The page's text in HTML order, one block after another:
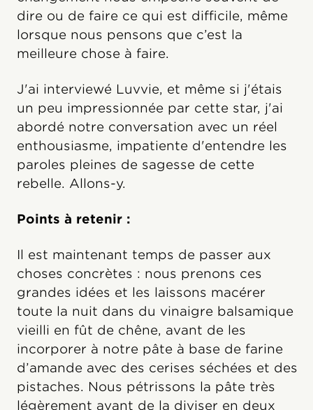
dire ou de faire ce qui est difficile, même
lorsque nous pensons que c’est la
meilleure chose à faire.
J'ai interviewé Luvvie, et même si j'étais
un peu impressionnée par cette star, j'ai
abordé notre conversation avec un réel
enthousiasme, impatiente d'entendre les
paroles pleines de sagesse de cette
rebelle. Allons-y.
Points à retenir :
Il est maintenant temps de passer aux
choses concrètes : nous prenons ces
grandes idées et les laissons macérer
toute la nuit dans du vinaigre balsamique
vieilli en fût de chêne, avant de les
incorporer à notre pâte à base de farine
d’amande avec des cerises séchées et des
pistaches. Nous pétrissons la pâte très
légèrement avant de la diviser en deux